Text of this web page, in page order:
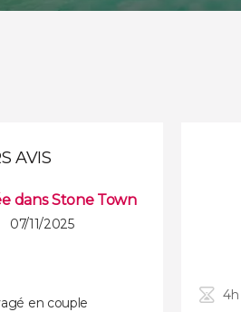
AVIS
dans Stone Town
07/11/2025
en couple 4h